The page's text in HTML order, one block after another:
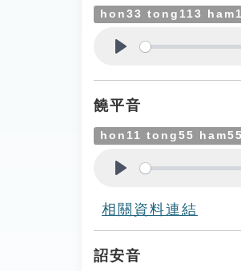
hon33 tong113
饒平音
hon11 tong55 ham55
相關資料連結
詔安音